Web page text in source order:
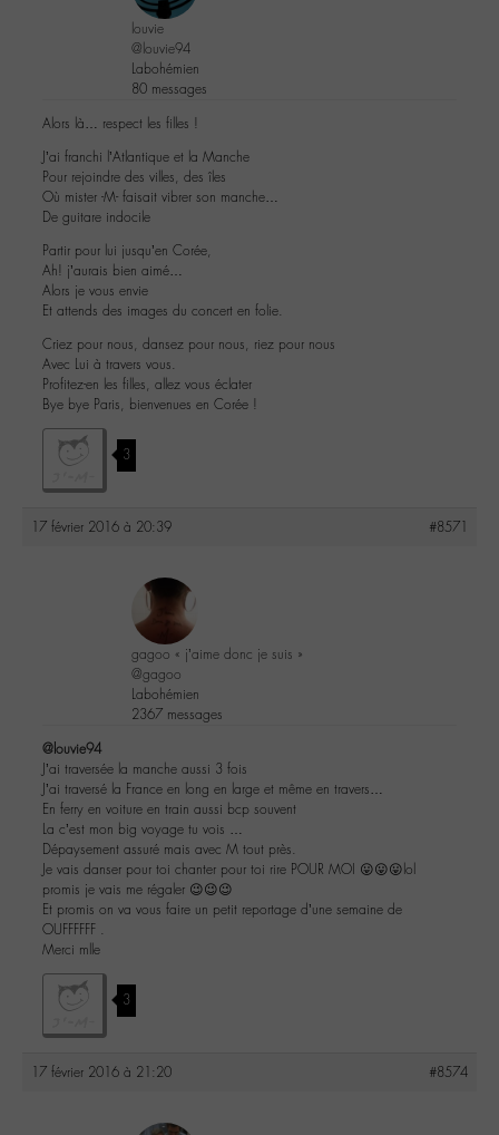
louvie
@louvie94
Labohémien
80 messages
Alors là… respect les filles !
J’ai franchi l’Atlantique et la Manche
Pour rejoindre des villes, des îles
Où mister -M- faisait vibrer son manche…
De guitare indocile
Partir pour lui jusqu’en Corée,
Ah! j’aurais bien aimé…
Alors je vous envie
Et attends des images du concert en folie.
Criez pour nous, dansez pour nous, riez pour nous
Avec Lui à travers vous.
Profitez-en les filles, allez vous éclater
Bye bye Paris, bienvenues en Corée !
3
17 février 2016 à 20:39 #8571
gagoo « j’aime donc je suis »
@gagoo
Labohémien
2367 messages
@louvie94
J’ai traversée la manche aussi 3 fois
J’ai traversé la France en long en large et même en travers…
En ferry en voiture en train aussi bcp souvent
La c’est mon big voyage tu vois …
Dépaysement assuré mais avec M tout près.
Je vais danser pour toi chanter pour toi rire POUR MOI 😛😛😛lol
promis je vais me régaler 😉😉😉
Et promis on va vous faire un petit reportage d’une semaine de
OUFFFFFF .
Merci mlle
3
17 février 2016 à 21:20 #8574